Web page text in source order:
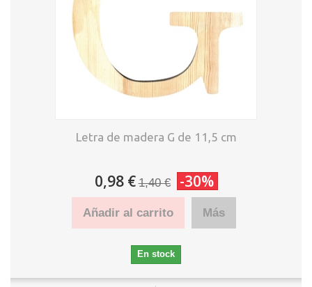
Letra de madera G de 11,5 cm
0,98 € 1,40 € -30%
Añadir al carrito Más
En stock